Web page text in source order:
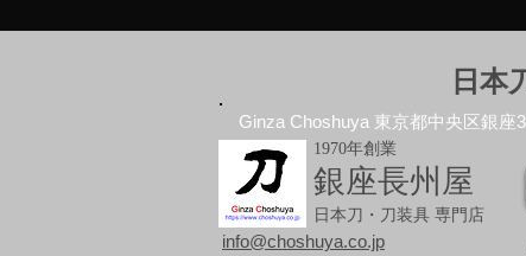
日本
Ginza Choshuya 東京都中央区銀座
1970年創業
銀座長州屋
日本刀・刀装具 専門店
info@choshuya.co.jp